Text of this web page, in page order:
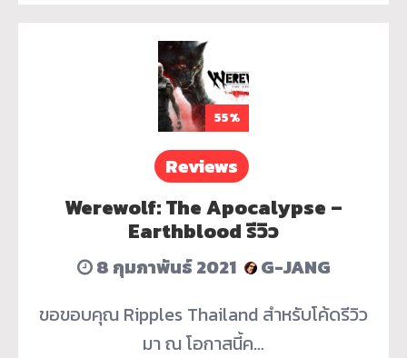
55%
Reviews
Werewolf: The Apocalypse –
Earthblood รีวิว
8 กุมภาพันธ์ 2021
G-JANG
ขอขอบคุณ Ripples Thailand สำหรับโค้ดรีวิว
มา ณ โอกาสนี้ค…